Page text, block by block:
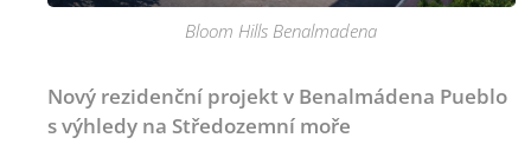
Bloom Hills Benalmadena
Nový rezidenční projekt v Benalmádena Pueblo
s výhledy na Středozemní moře